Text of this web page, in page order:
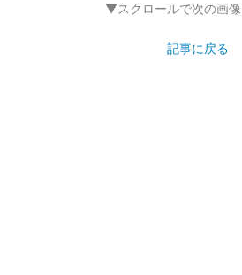
▼スクロールで次の画
記事に戻る